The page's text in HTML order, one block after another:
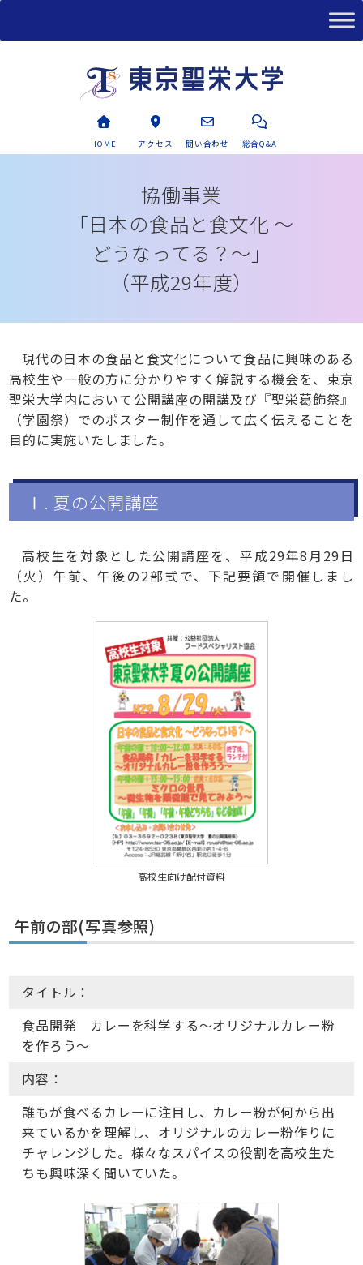
HOME アクセス 問い合わせ 総合Q&A
協働事業
「日本の食品と食文化 ～
どうなってる？～」
（平成29年度）
現代の日本の食品と食文化について食品に興味のある
高校生や一般の方に分かりやすく解説する機会を、東京
聖栄大学内において公開講座の開講及び『聖栄葛飾祭』
（学園祭）でのポスター制作を通して広く伝えることを
目的に実施いたしました。
Ⅰ. 夏の公開講座
高校生を対象とした公開講座を、平成29年8月29日
（火）午前、午後の2部式で、下記要領で開催しまし
た。
高校生向け配付資料
午前の部(写真参照)
タイトル：
食品開発 カレーを科学する～オリジナルカレー粉
を作ろう～
内容：
誰もが食べるカレーに注目し、カレー粉が何から出
来ているかを理解し、オリジナルのカレー粉作りに
チャレンジした。様々なスパイスの役割を高校生た
ちも興味深く聞いていた。